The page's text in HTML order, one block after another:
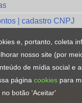
| cadastro CNPJ
e, portanto, coleta
nosso site (por
de mídia social e
página cookies para
botão 'Aceitar'